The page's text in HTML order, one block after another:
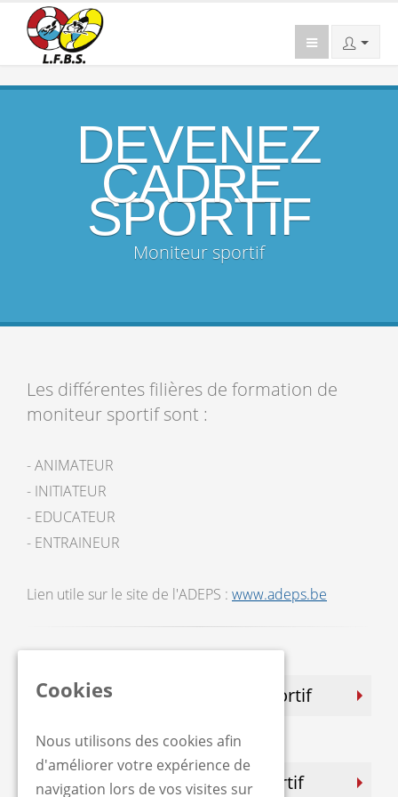
DEVENEZ
CADRE
SPORTIF
Moniteur sportif
Les différentes filières de formation de
moniteur sportif sont :
- ANIMATEUR
- INITIATEUR
- EDUCATEUR
- ENTRAINEUR
Lien utile sur le site de l'ADEPS : www.adeps.be
ANIMATEUR en sauvetage Sportif
INITIATEUR en sauvetage sportif
Cookies
Nous utilisons des cookies afin
d'améliorer votre expérience de
navigation lors de vos visites sur